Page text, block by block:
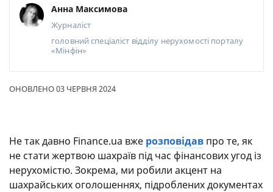
Анна Максимова
Журналіст
головний спеціаліст відділу нерухомості порталу
«Мінфін»
ОНОВЛЕНО 03 ЧЕРВНЯ 2024
Не так давно Finance.ua вже розповідав про те, як
не стати жертвою шахраїв під час фінансових угод із
нерухомістю. Зокрема, ми робили акцент на
шахрайських оголошеннях, підроблених документах